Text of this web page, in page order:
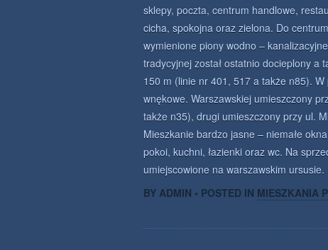
sklepy, poczta, centrum handlowe,
cicha, spokojna oraz zielona. Do
wymienione piony wodno –
tradycyjnej został ostatnio docieplony a
150 m (linie nr 401, 517 a także n85).
wnękowe. Warszawskiej umieszczony
także n35), drugi umieszczony przy ul.
Mieszkanie bardzo jasne – niemałe
pokoi, kuchni, łazienki oraz wc. Na
umiejscowione na warszawskim ursusie.
BY ADMIN • POSTED IN MIESZKANIA